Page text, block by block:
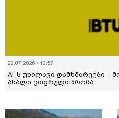
22.07.2026 / 13:57
AI-ს უხილავი დამხმარეები –
ახალი ციფრული შრომა